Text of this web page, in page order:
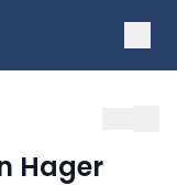
Hager